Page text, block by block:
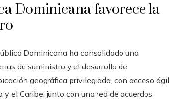
Dominicana favorece la
Dominicana ha consolidado una
de suministro y el desarrollo de
geográfica privilegiada, con acceso ágil
el Caribe, junto con una red de acuerdos